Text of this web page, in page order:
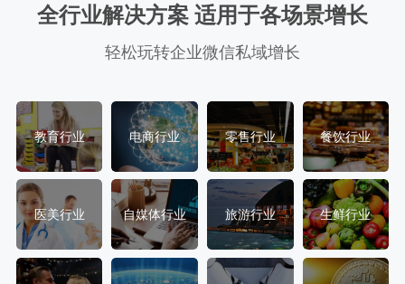
全行业解决方案 适用于各场景增长
轻松玩转企业微信私域增长
教育行业 电商行业 零售行业 餐饮行业
医美行业 自媒体行业 旅游行业 生鲜行业